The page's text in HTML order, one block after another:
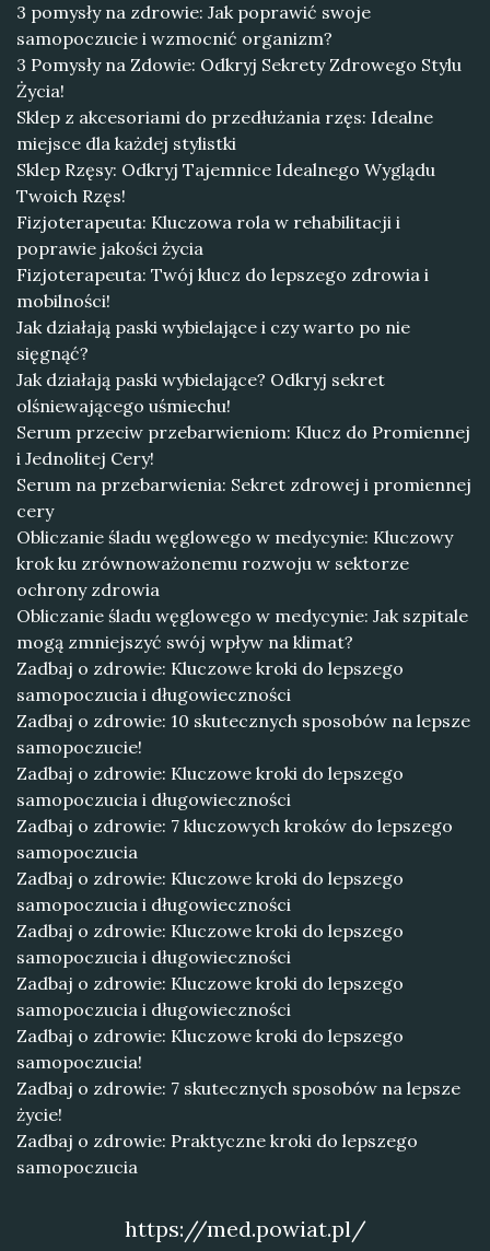
3 pomysły na zdrowie: Jak poprawić swoje
samopoczucie i wzmocnić organizm?
3 Pomysły na Zdowie: Odkryj Sekrety Zdrowego Stylu
Życia!
Sklep z akcesoriami do przedłużania rzęs: Idealne
miejsce dla każdej stylistki
Sklep Rzęsy: Odkryj Tajemnice Idealnego Wyglądu
Twoich Rzęs!
Fizjoterapeuta: Kluczowa rola w rehabilitacji i
poprawie jakości życia
Fizjoterapeuta: Twój klucz do lepszego zdrowia i
mobilności!
Jak działają paski wybielające i czy warto po nie
sięgnąć?
Jak działają paski wybielające? Odkryj sekret
olśniewającego uśmiechu!
Serum przeciw przebarwieniom: Klucz do Promiennej
i Jednolitej Cery!
Serum na przebarwienia: Sekret zdrowej i promiennej
cery
Obliczanie śladu węglowego w medycynie: Kluczowy
krok ku zrównoważonemu rozwoju w sektorze
ochrony zdrowia
Obliczanie śladu węglowego w medycynie: Jak szpitale
mogą zmniejszyć swój wpływ na klimat?
Zadbaj o zdrowie: Kluczowe kroki do lepszego
samopoczucia i długowieczności
Zadbaj o zdrowie: 10 skutecznych sposobów na lepsze
samopoczucie!
Zadbaj o zdrowie: Kluczowe kroki do lepszego
samopoczucia i długowieczności
Zadbaj o zdrowie: 7 kluczowych kroków do lepszego
samopoczucia
Zadbaj o zdrowie: Kluczowe kroki do lepszego
samopoczucia i długowieczności
Zadbaj o zdrowie: Kluczowe kroki do lepszego
samopoczucia i długowieczności
Zadbaj o zdrowie: Kluczowe kroki do lepszego
samopoczucia i długowieczności
Zadbaj o zdrowie: Kluczowe kroki do lepszego
samopoczucia!
Zadbaj o zdrowie: 7 skutecznych sposobów na lepsze
życie!
Zadbaj o zdrowie: Praktyczne kroki do lepszego
samopoczucia
https://med.powiat.pl/